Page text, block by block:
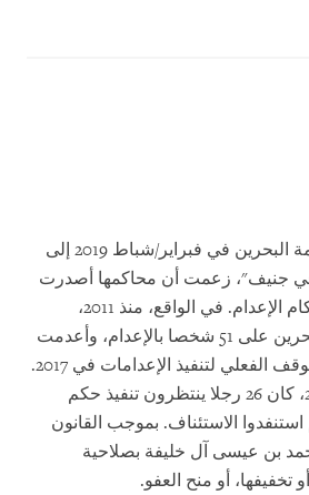
في رسالة وجّهتها حكومة البحرين في فبراير/شباط 2019 إلى
جنيف"، زعمت أن محاكمها أصدرت
عددا صغيرا جدا من أحكام الإعدام. في الواقع، منذ 2011،
حكمت المحاكم في البحرين على 51 شخصا بالإعدام، وأعدمت
الدولة ستة منذ انتهاء الوقف الفعلي لتنفيذ الإعدامات في 2017.
لغاية يونيو/حزيران 2022، كان 26 رجلا ينتظرون تنفيذ حكم
استنفدوا الاستئناف. بموجب القانون
حمد بن عيسى آل خليفة بصلاحية
تخفيفها، أو منح العفو.